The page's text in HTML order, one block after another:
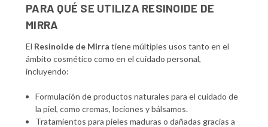
PARA QUÉ SE UTILIZA RESINOIDE DE
MIRRA
El Resinoide de Mirra tiene múltiples usos tanto en el
ámbito cosmético como en el cuidado personal,
incluyendo:
Formulación de productos naturales para el cuidado de
la piel, como cremas, lociones y bálsamos.
Tratamientos para pieles maduras o dañadas gracias a